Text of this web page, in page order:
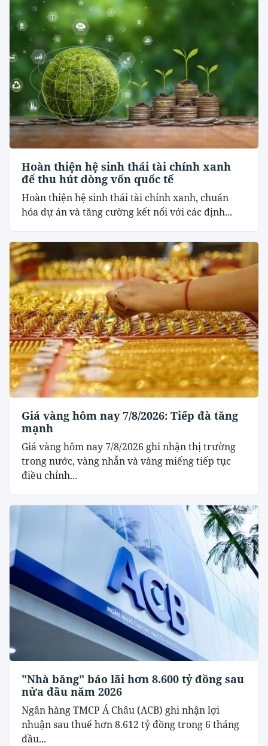
Hoàn thiện hệ sinh thái tài chính xanh
để thu hút dòng vốn quốc tế
Hoàn thiện hệ sinh thái tài chính xanh, chuẩn
hóa dự án và tăng cường kết nối với các định...
Giá vàng hôm nay 7/8/2026: Tiếp đà tăng
mạnh
Giá vàng hôm nay 7/8/2026 ghi nhận thị trường
trong nước, vàng nhẫn và vàng miếng tiếp tục
điều chỉnh...
"Nhà băng" báo lãi hơn 8.600 tỷ đồng sau
nửa đầu năm 2026
Ngân hàng TMCP Á Châu (ACB) ghi nhận lợi
nhuận sau thuế hơn 8.612 tỷ đồng trong 6 tháng
đầu...